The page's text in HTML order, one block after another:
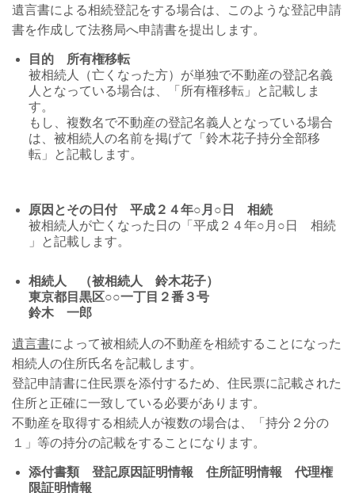
遺言書による相続登記をする場合は、このような登記申請
書を作成して法務局へ申請書を提出します。
目的 所有権移転
被相続人（亡くなった方）が単独で不動産の登記名義
人となっている場合は、「所有権移転」と記載しま
す。
もし、複数名で不動産の登記名義人となっている場合
は、被相続人の名前を掲げて「鈴木花子持分全部移
転」と記載します。
原因とその日付 平成２４年○月○日 相続
被相続人が亡くなった日の「平成２４年○月○日 相続
」と記載します。
相続人 （被相続人 鈴木花子）
東京都目黒区○○一丁目２番３号
鈴木 一郎
遺言書によって被相続人の不動産を相続することになった
相続人の住所氏名を記載します。
登記申請書に住民票を添付するため、住民票に記載された
住所と正確に一致している必要があります。
不動産を取得する相続人が複数の場合は、「持分２分の
１」等の持分の記載をすることになります。
添付書類 登記原因証明情報 住所証明情報 代理権
限証明情報